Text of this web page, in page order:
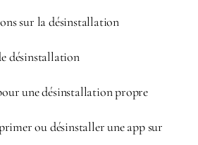
sur la désinstallation
désinstallation
une désinstallation propre
ou désinstaller une app sur